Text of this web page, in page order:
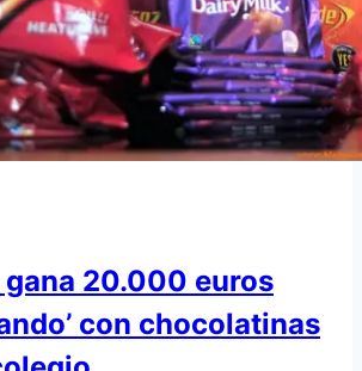
20.000 euros
con chocolatinas